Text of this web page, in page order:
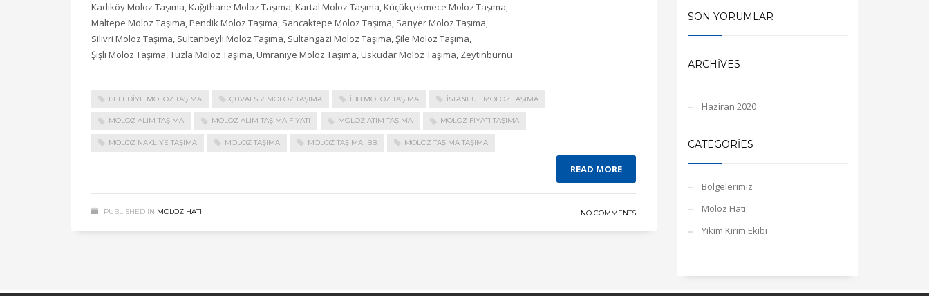
Kadıköy Moloz Taşıma, Kağıthane Moloz Taşıma, Kartal Moloz Taşıma, Küçükçekmece Moloz Taşıma,
Maltepe Moloz Taşıma, Pendik Moloz Taşıma, Sancaktepe Moloz Taşıma, Sarıyer Moloz Taşıma,
Silivri Moloz Taşıma, Sultanbeyli Moloz Taşıma, Sultangazi Moloz Taşıma, Şile Moloz Taşıma,
Şişli Moloz Taşıma, Tuzla Moloz Taşıma, Ümraniye Moloz Taşıma, Üsküdar Moloz Taşıma, Zeytinburnu
BELEDIYE MOLOZ TAŞIMA ÇUVALSIZ MOLOZ TAŞIMA IBB MOLOZ TAŞIMA ISTANBUL MOLOZ TAŞIMA
MOLOZ ALIM TAŞIMA MOLOZ ALIM TAŞIMA FIYATI MOLOZ ATIM TAŞIMA MOLOZ FIYATI TAŞIMA
MOLOZ NAKLIYE TAŞIMA MOLOZ TAŞIMA MOLOZ TAŞIMA IBB MOLOZ TAŞIMA TAŞIMA
READ MORE
PUBLISHED IN MOLOZ HATI NO COMMENTS
SON YORUMLAR
ARCHIVES
Haziran 2020
CATEGORIES
Bölgelerimiz
Moloz Hatı
Yıkım Kırım Ekibi